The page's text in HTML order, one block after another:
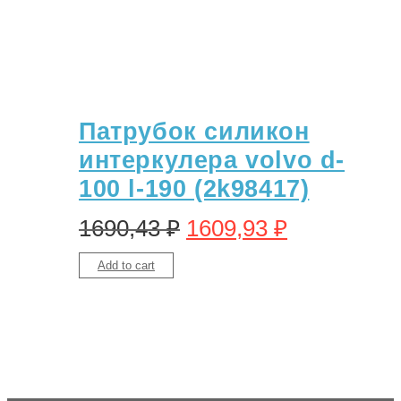
Патрубок силикон
интеркулера volvo d-
100 l-190 (2k98417)
1690,43₽ 1609,93 ₽
Add to cart